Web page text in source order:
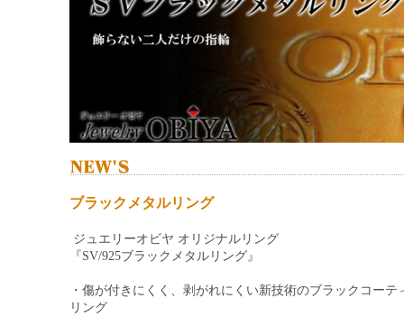
ブラックメタルリング
ジュエリーオビヤ オリジナルリング
『SV/925ブラックメタルリング』
・傷が付きにくく、剥がれにくい新技術のブラックコー
リング